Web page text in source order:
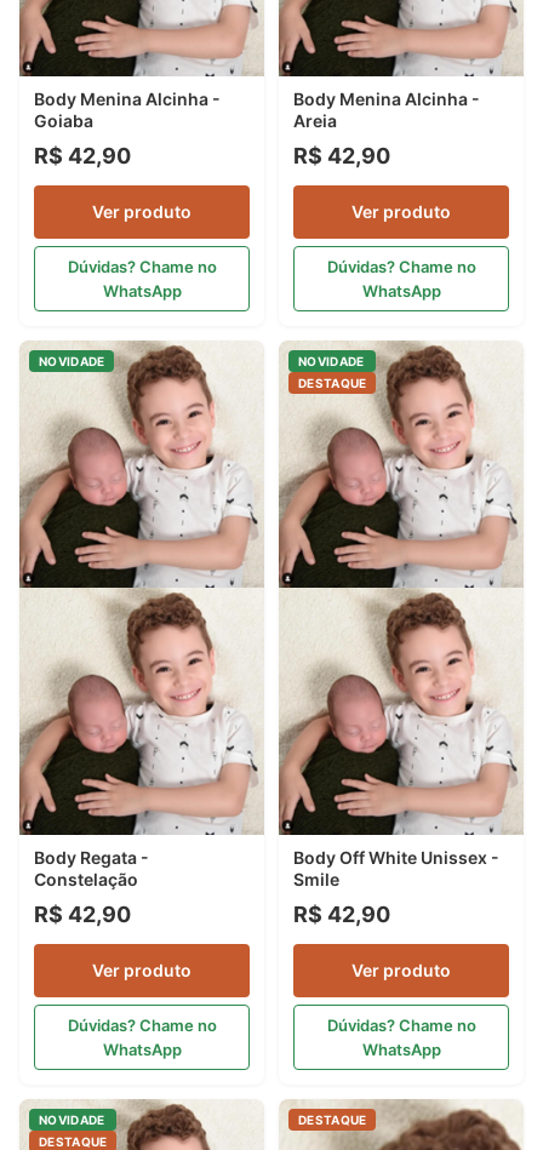
Body Menina Alcinha -
Goiaba
R$ 42,90
Ver produto
Dúvidas? Chame no
WhatsApp
Body Menina Alcinha -
Areia
R$ 42,90
Ver produto
Dúvidas? Chame no
WhatsApp
NOVIDADE
Body Regata -
Constelação
R$ 42,90
Ver produto
Dúvidas? Chame no
WhatsApp
NOVIDADE
DESTAQUE
Body Off White Unissex -
Smile
R$ 42,90
Ver produto
Dúvidas? Chame no
WhatsApp
NOVIDADE
DESTAQUE
DESTAQUE